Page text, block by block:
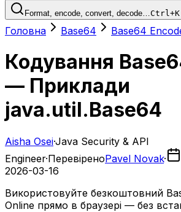
Format, encode, convert, decode…Ctrl+K
Головна Base64 Base64
Кодування
— Приклади
java.util.Base64
Aisha Osei·Java Security & API
Engineer·ПеревіреноPavel Novak·
2026-03-16
Використовуйте безкоштовний
Online прямо в браузері — без